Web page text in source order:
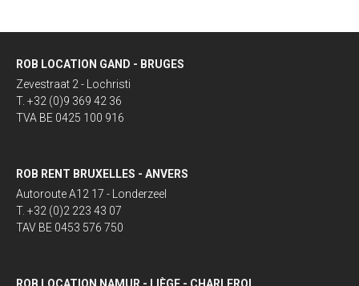
ROB LOCATION GAND - BRUGES
Zevestraat 2 - Lochristi
T. +32 (0)9 369 42 36
TVA BE 0425 100 916
ROB RENT BRUXELLES - ANVERS
Autoroute A12 17 - Londerzeel
T. +32 (0)2 223 43 07
TAV BE 0453 576 750